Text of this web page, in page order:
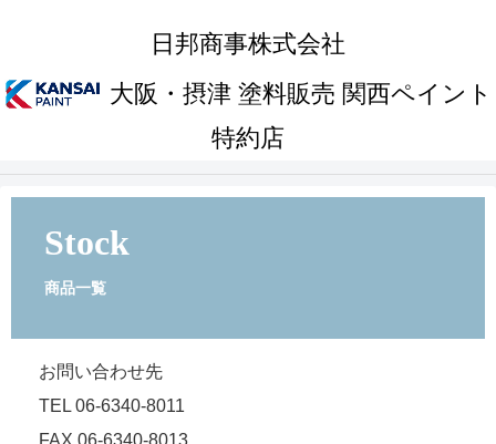
日邦商事株式会社
大阪・摂津 塗料販売 関西ペイント
特約店
Stock
商品一覧
お問い合わせ先
TEL 06-6340-8011